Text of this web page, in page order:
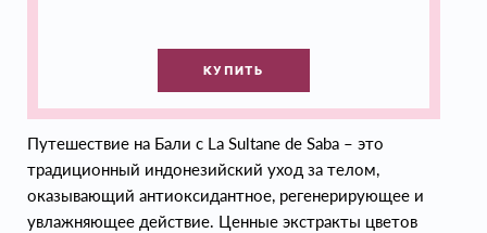
КУПИТЬ
Путешествие на Бали с La Sultane de Saba – это
традиционный индонезийский уход за телом,
оказывающий антиоксидантное, регенерирующее и
увлажняющее действие. Ценные экстракты цветов